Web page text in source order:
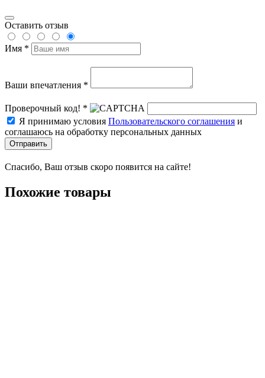
Оставить отзыв
Имя *
Ваши впечатления *
Проверочный код! *
Я принимаю условия Пользовательского соглашения и
соглашаюсь на обработку персональных данных
Отправить
Спасибо, Ваш отзыв скоро появится на сайте!
Похожие товары